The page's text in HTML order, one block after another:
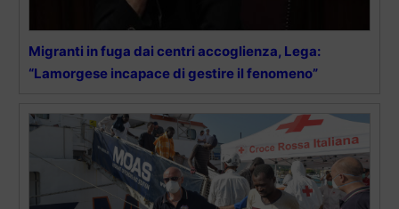
Migranti in fuga dai centri accoglienza, Lega:
“Lamorgese incapace di gestire il fenomeno”